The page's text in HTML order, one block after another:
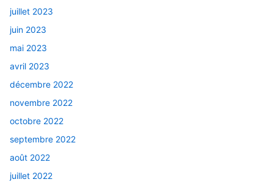
juillet 2023
juin 2023
mai 2023
avril 2023
décembre 2022
novembre 2022
octobre 2022
septembre 2022
août 2022
juillet 2022